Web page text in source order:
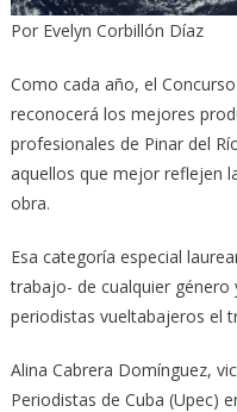
Por Evelyn Corbillón Díaz
Como cada año, el
reconocerá los mejores
profesionales de Pinar del
aquellos que mejor reflejen
obra.
Esa categoría especial
trabajo- de cualquier
periodistas vueltabajeros el
Alina Cabrera Domínguez,
Periodistas de Cuba (Upec)